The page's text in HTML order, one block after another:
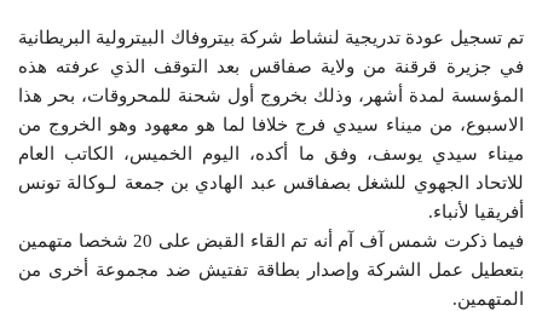
تم تسجيل عودة تدريجية لنشاط شركة بيتروفاك البيترولية البريطانية
في جزيرة قرقنة من ولاية صفاقس بعد التوقف الذي عرفته هذه
المؤسسة لمدة أشهر، وذلك بخروج أول شحنة للمحروقات، بحر هذا
الاسبوع، من ميناء سيدي فرج خلافا لما هو معهود وهو الخروج من
ميناء سيدي يوسف، وفق ما أكده، اليوم الخميس، الكاتب العام
للاتحاد الجهوي للشغل بصفاقس عبد الهادي بن جمعة لـوكالة تونس
أفريقيا لأنباء.
فيما ذكرت شمس آف آم أنه تم القاء القبض على 20 شخصا متهمين
بتعطيل عمل الشركة وإصدار بطاقة تفتيش ضد مجموعة أخرى من
المتهمين.